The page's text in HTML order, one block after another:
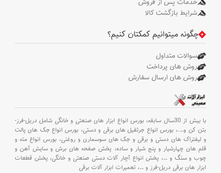
خدمات پس از فروش
شرایط بازگشت کالا
چگونه میتوانیم کمکتان کنیم؟
سوالات متداول
روش های پرداخت
روش های ارسال سفارش
با بیش از 30سال سابقه،
بورس انواع ابزار های صنعتی و خانگی شامل دریل-فرز-
بتن کن و….، بورس انواع جرثقیل های برقی و دستی، بورس انواع جک های پالت
و لیفتراک های دستی و برقی و جک های سوسماری و روغنی، بورس انواع مته و
قلم های چهارشیار و پنج شیار و ساده، پخش صفحه های برش و سایش آهن و
چوب و سنگ و …، پخش انواع آچار آلات دستی صنعتی و خانگی، پخش قطعات
ابزار های برقی دریل-فرز و …، تعمیرات ابزار آلات برقی